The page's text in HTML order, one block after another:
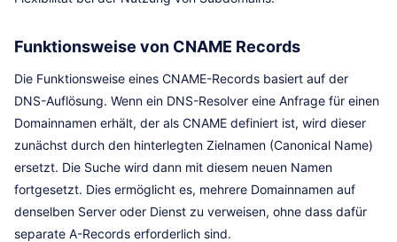
Funktionsweise von CNAME Records
Die Funktionsweise eines CNAME-Records basiert auf der
DNS-Auflösung. Wenn ein DNS-Resolver eine Anfrage für einen
Domainnamen erhält, der als CNAME definiert ist, wird dieser
zunächst durch den hinterlegten Zielnamen (Canonical Name)
ersetzt. Die Suche wird dann mit diesem neuen Namen
fortgesetzt. Dies ermöglicht es, mehrere Domainnamen auf
denselben Server oder Dienst zu verweisen, ohne dass dafür
separate A-Records erforderlich sind.